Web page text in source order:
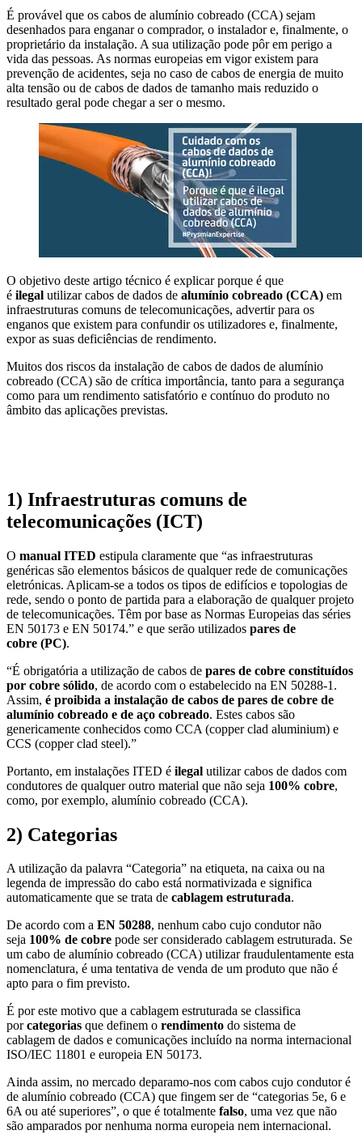
É provável que os cabos de alumínio cobreado (CCA) sejam
desenhados para enganar o comprador, o instalador e, finalmente, o
proprietário da instalação. A sua utilização pode pôr em perigo a
vida das pessoas. As normas europeias em vigor existem para
prevenção de acidentes, seja no caso de cabos de energia de muito
alta tensão ou de cabos de dados de tamanho mais reduzido o
resultado geral pode chegar a ser o mesmo.
O objetivo deste artigo técnico é explicar porque é que
é ilegal utilizar cabos de dados de alumínio cobreado (CCA) em
infraestruturas comuns de telecomunicações, advertir para os
enganos que existem para confundir os utilizadores e, finalmente,
expor as suas deficiências de rendimento.
Muitos dos riscos da instalação de cabos de dados de alumínio
cobreado (CCA) são de crítica importância, tanto para a segurança
como para um rendimento satisfatório e contínuo do produto no
âmbito das aplicações previstas.
1) Infraestruturas comuns de
telecomunicações (ICT)
O manual ITED estipula claramente que “as infraestruturas
genéricas são elementos básicos de qualquer rede de comunicações
eletrónicas. Aplicam-se a todos os tipos de edifícios e topologias de
rede, sendo o ponto de partida para a elaboração de qualquer projeto
de telecomunicações. Têm por base as Normas Europeias das séries
EN 50173 e EN 50174.” e que serão utilizados pares de
cobre (PC).
“É obrigatória a utilização de cabos de pares de cobre constituídos
por cobre sólido, de acordo com o estabelecido na EN 50288-1.
Assim, é proibida a instalação de cabos de pares de cobre de
alumínio cobreado e de aço cobreado. Estes cabos são
genericamente conhecidos como CCA (copper clad aluminium) e
CCS (copper clad steel).”
Portanto, em instalações ITED é ilegal utilizar cabos de dados com
condutores de qualquer outro material que não seja 100% cobre,
como, por exemplo, alumínio cobreado (CCA).
2) Categorias
A utilização da palavra “Categoria” na etiqueta, na caixa ou na
legenda de impressão do cabo está normativizada e significa
automaticamente que se trata de cablagem estruturada.
De acordo com a EN 50288, nenhum cabo cujo condutor não
seja 100% de cobre pode ser considerado cablagem estruturada. Se
um cabo de alumínio cobreado (CCA) utilizar fraudulentamente esta
nomenclatura, é uma tentativa de venda de um produto que não é
apto para o fim previsto.
É por este motivo que a cablagem estruturada se classifica
porcategorias que definem o rendimento do sistema de
cablagem de dados e comunicações incluído na norma internacional
ISO/IEC 11801 e europeia EN 50173.
Ainda assim, no mercado deparamo-nos com cabos cujo condutor é
de alumínio cobreado (CCA) que fingem ser de “categorias 5e, 6 e
6A ou até superiores”, o que é totalmente falso, uma vez que não
são amparados por nenhuma norma europeia nem internacional.